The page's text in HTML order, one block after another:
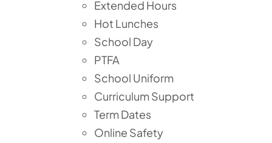
Extended Hours
Hot Lunches
School Day
PTFA
School Uniform
Curriculum Support
Term Dates
Online Safety